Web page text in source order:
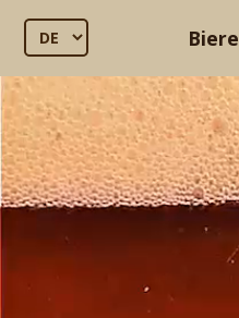
Biere